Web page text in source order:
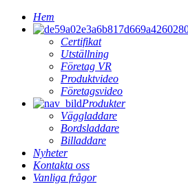
Hem
Certifikat
Utställning
Företag VR
Produktvideo
Företagsvideo
Produkter
Väggladdare
Bordsladdare
Billaddare
Nyheter
Kontakta oss
Vanliga frågor